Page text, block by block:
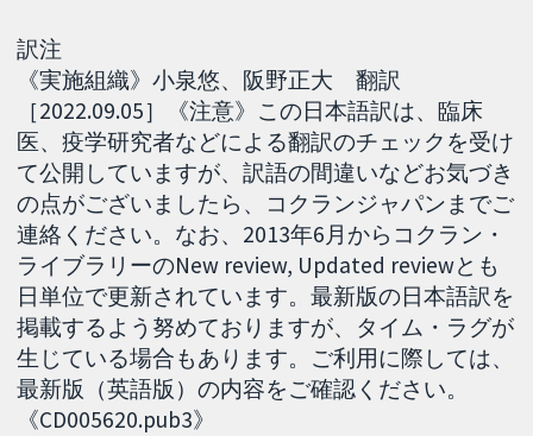
訳注
《実施組織》小泉悠、阪野正大 翻訳
［2022.09.05］《注意》この日本語訳は、臨床
医、疫学研究者などによる翻訳のチェックを受け
て公開していますが、訳語の間違いなどお気づき
の点がございましたら、コクランジャパンまでご
連絡ください。なお、2013年6月からコクラン・
ライブラリーのNew review, Updated reviewとも
日単位で更新されています。最新版の日本語訳を
掲載するよう努めておりますが、タイム・ラグが
生じている場合もあります。ご利用に際しては、
最新版（英語版）の内容をご確認ください。
《CD005620.pub3》